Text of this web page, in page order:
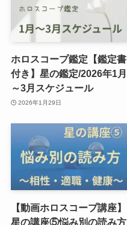
ホロスコープ鑑定【鑑定書
付き】星の鑑定/2026年1月
～3月スケジュール
2026年1月29日
【動画ホロスコープ講座】
星の講座⑤悩み別の読み方